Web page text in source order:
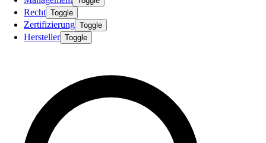
Recht Toggle
Zertifizierung Toggle
Hersteller Toggle